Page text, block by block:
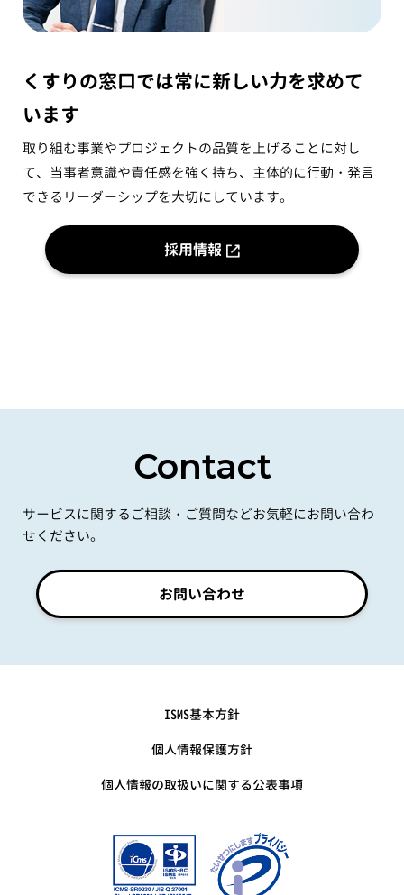
くすりの窓口では常に新しい力を求めて
います
取り組む事業やプロジェクトの品質を上げることに対し
て、当事者意識や責任感を強く持ち、主体的に行動・発言
できるリーダーシップを大切にしています。
採用情報
Contact
サービスに関するご相談・ご質問などお気軽にお問い合わ
せください。
お問い合わせ
ISMS基本方針
個人情報保護方針
個人情報の取扱いに関する公表事項